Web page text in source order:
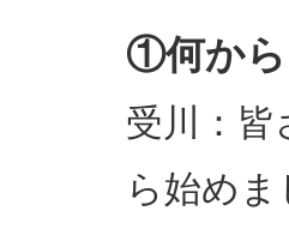
①何から
受川：皆
ら始めま